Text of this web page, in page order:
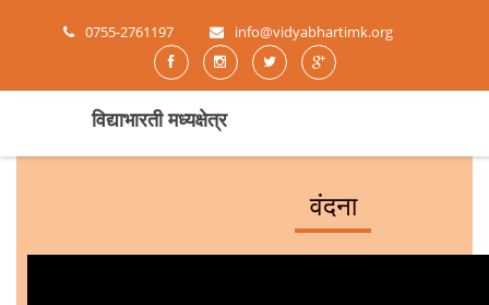
0755-2761197 info@vidyabhartimk.org
विद्याभारती मध्यक्षेत्र
वंदना